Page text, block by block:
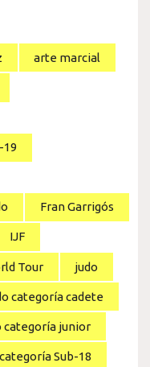
arte marcial
19
Fran Garrigós
IJF
Tour judo
categoría cadete
categoría junior
Sub-18